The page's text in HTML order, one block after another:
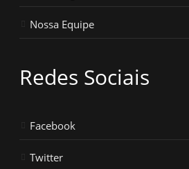
Nossa Equipe
Redes Sociais
Facebook
Twitter